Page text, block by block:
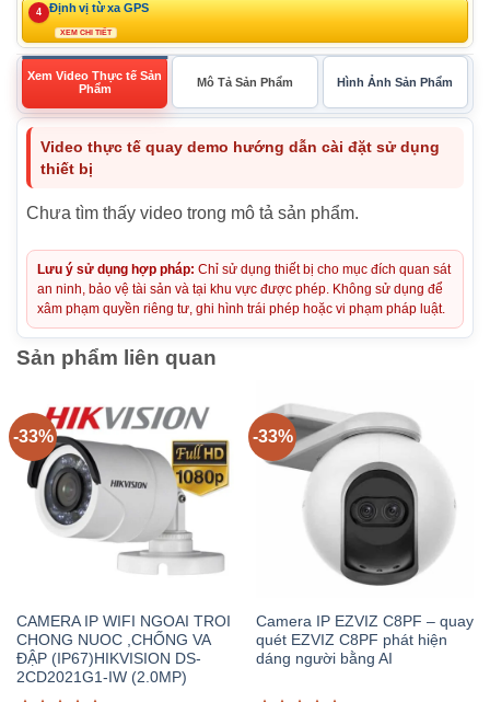
4 Định vị từ xa GPS
XEM CHI TIẾT
Xem Video Thực tế Sản
Phẩm
Mô Tả Sản Phẩm Hình Ảnh Sản Phẩm
Video thực tế quay demo hướng dẫn cài đặt sử dụng
thiết bị
Chưa tìm thấy video trong mô tả sản phẩm.
Lưu ý sử dụng hợp pháp: Chỉ sử dụng thiết bị cho mục đích quan sát
an ninh, bảo vệ tài sản và tại khu vực được phép. Không sử dụng để
xâm phạm quyền riêng tư, ghi hình trái phép hoặc vi phạm pháp luật.
Sản phẩm liên quan
-33%
CAMERA IP WIFI NGOAI TROI
CHONG NUOC ,CHỐNG VA
ĐẬP (IP67)HIKVISION DS-
2CD2021G1-IW (2.0MP)
-33%
Camera IP EZVIZ C8PF – quay
quét EZVIZ C8PF phát hiện
dáng người bằng AI